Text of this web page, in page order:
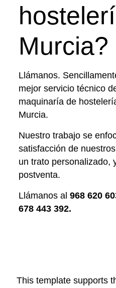
Murcia?
Llámanos.
mejor servicio técnico
maquinaría de
Murcia.
Nuestro trabajo se
satisfacción de
un trato personalizado,
postventa.
Llámanos al 968 620
678 443 392.
This template supports